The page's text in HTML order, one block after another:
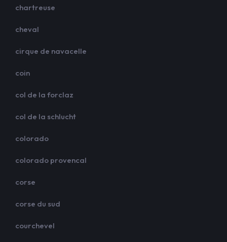
chartreuse
cheval
cirque de navacelle
coin
col de la forclaz
col de la schlucht
colorado
colorado provencal
corse
corse du sud
courchevel